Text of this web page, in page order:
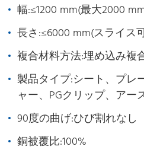
幅:≤1200 mm(最大2000
長さ:≤6000 mm(スライス
複合材料方法:埋め込み複
製品タイプ:シート、プレ
ャー、PGクリップ、ア
90度の曲げ:ひび割れなし
銅被覆比:100%